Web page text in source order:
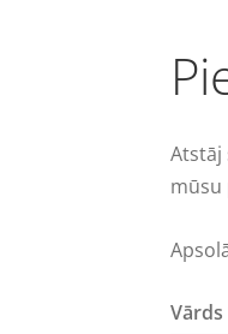
Atstāj
mūsu
Vārds